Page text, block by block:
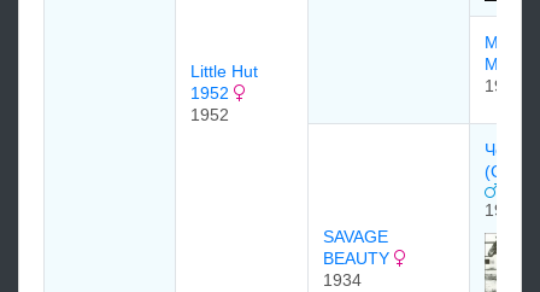
Little Hut
1952
1952
Мисс
Miss
1930
SAVAGE
BEAUTY
1934
1927